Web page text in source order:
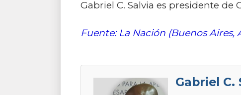
Gabriel C. Salvia es presidente de
Fuente: La Nación (Buenos Aires,
Gabriel C.